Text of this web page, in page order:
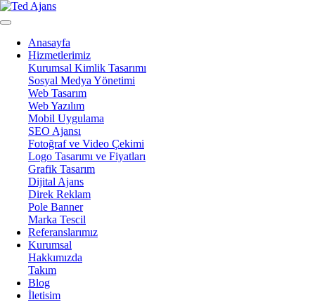
Anasayfa
Hizmetlerimiz
Kurumsal Kimlik Tasarımı
Sosyal Medya Yönetimi
Web Tasarım
Web Yazılım
Mobil Uygulama
SEO Ajansı
Fotoğraf ve Video Çekimi
Logo Tasarımı ve Fiyatları
Grafik Tasarım
Dijital Ajans
Direk Reklam
Pole Banner
Marka Tescil
Referanslarımız
Kurumsal
Hakkımızda
Takım
Blog
İletisim